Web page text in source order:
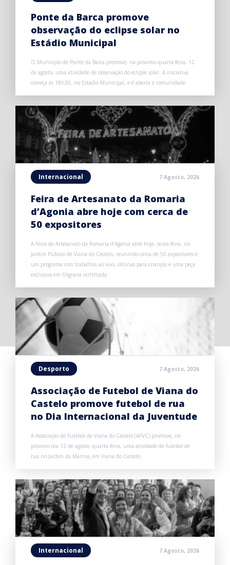
Ponte da Barca promove
observação do eclipse solar no
Estádio Municipal
O Município de Ponte da Barca promove, na próxima quarta-feira, 12
de agosto, uma atividade de observação do eclipse solar. A iniciativa
começa às 18h30, no Estádio Municipal, e é aberta à comunidade.
Internacional 7 Agosto, 2026
Feira de Artesanato da Romaria
d’Agonia abre hoje com cerca de
50 expositores
A Feira de Artesanato da Romaria d’Agonia abre hoje, sexta-feira, no
Jardim Público de Viana do Castelo, reunindo cerca de 50 expositores e
um programa com trabalhos ao vivo, oficinas para crianças e uma peça
exclusiva em filigrana certificada.
Desporto 7 Agosto, 2026
Associação de Futebol de Viana do
Castelo promove futebol de rua
no Dia Internacional da Juventude
A Associação de Futebol de Viana do Castelo (AFVC) promove, no
próximo dia 12 de agosto, quarta-feira, uma atividade de futebol de
rua no Jardim da Marina, em Viana do Castelo.
Internacional 7 Agosto, 2026